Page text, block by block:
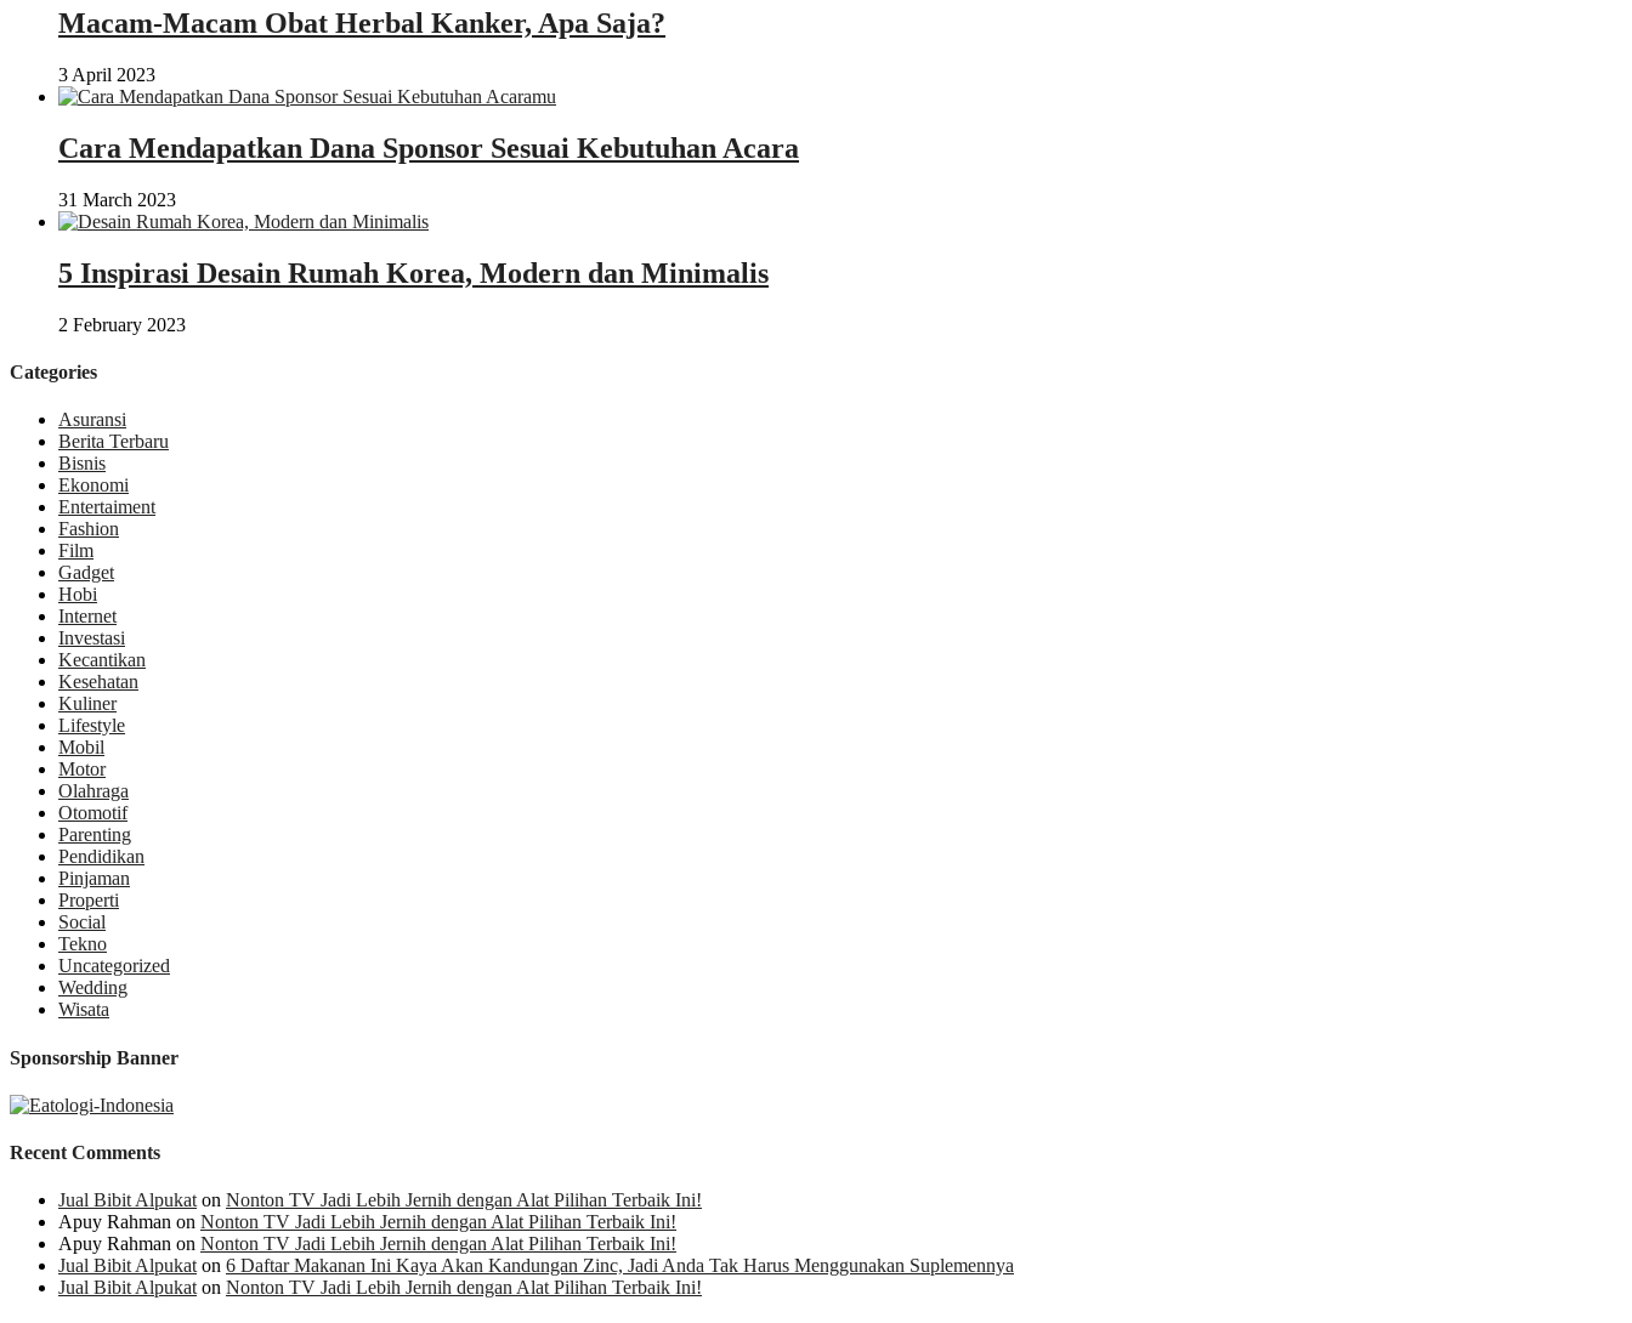
Macam-Macam Obat Herbal Kanker, Apa Saja?
3 April 2023
Cara Mendapatkan Dana Sponsor Sesuai Kebutuhan Acara
31 March 2023
5 Inspirasi Desain Rumah Korea, Modern dan Minimalis
2 February 2023
Categories
Asuransi
Berita Terbaru
Bisnis
Ekonomi
Entertaiment
Fashion
Film
Gadget
Hobi
Internet
Investasi
Kecantikan
Kesehatan
Kuliner
Lifestyle
Mobil
Motor
Olahraga
Otomotif
Parenting
Pendidikan
Pinjaman
Properti
Social
Tekno
Uncategorized
Wedding
Wisata
Sponsorship Banner
Recent Comments
Jual Bibit Alpukat on Nonton TV Jadi Lebih Jernih dengan Alat Pilihan Terbaik Ini!
Apuy Rahman on Nonton TV Jadi Lebih Jernih dengan Alat Pilihan Terbaik Ini!
Apuy Rahman on Nonton TV Jadi Lebih Jernih dengan Alat Pilihan Terbaik Ini!
Jual Bibit Alpukat on 6 Daftar Makanan Ini Kaya Akan Kandungan Zinc, Jadi Anda Tak Harus Menggunakan Suplemennya
Jual Bibit Alpukat on Nonton TV Jadi Lebih Jernih dengan Alat Pilihan Terbaik Ini!